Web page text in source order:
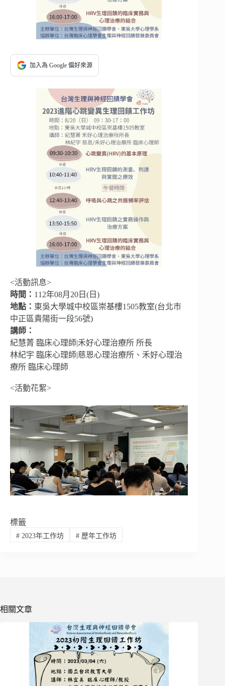
加入為 Google 偏好來源
<活動訊息>
時間： 112年08月20日(日)
地點： 東吳大學城中校區崇基樓1505教室(台北市
中正區貴陽街一段56號)
講師：
紀慧菁 臨床心理師|禾好心理治療所 所長
林紀宇 臨床心理師|慈恩心理治療所、禾好心理治
療所 臨床心理師
<活動花絮>
標籤
#2023年工作坊 #歷年工作坊
相關文章